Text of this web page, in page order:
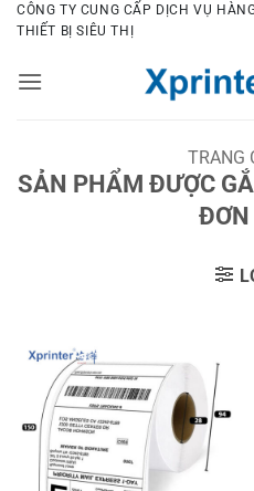
Bỏ
qua
dung
CÔNG TY CUNG CẤP DỊCH VỤ
THIẾT BỊ SIÊU THỊ
TRANG
SẢN PHẨM ĐƯỢC
ĐƠN